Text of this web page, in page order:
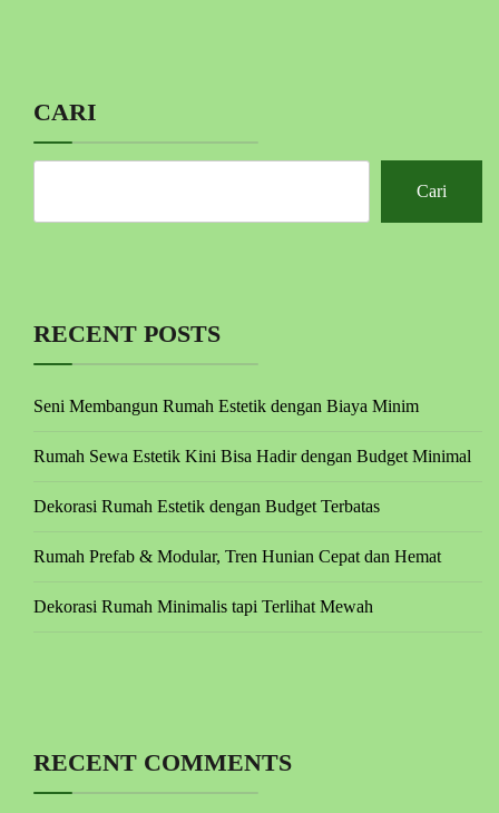
CARI
Cari
RECENT POSTS
Seni Membangun Rumah Estetik dengan Biaya Minim
Rumah Sewa Estetik Kini Bisa Hadir dengan Budget Minimal
Dekorasi Rumah Estetik dengan Budget Terbatas
Rumah Prefab & Modular, Tren Hunian Cepat dan Hemat
Dekorasi Rumah Minimalis tapi Terlihat Mewah
RECENT COMMENTS